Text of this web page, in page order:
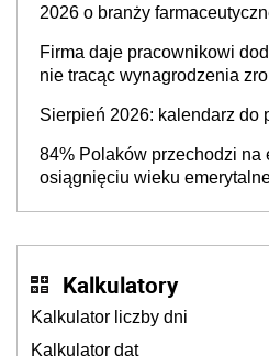
2026 o branży
Firma daje pracownikowi
nie tracąc wynagrodzenia
Sierpień 2026: kalendarz do
84% Polaków przechodzi na
osiągnięciu wieku
gospodarki
Kalkulatory
Kalkulator liczby dni
Kalkulator dat